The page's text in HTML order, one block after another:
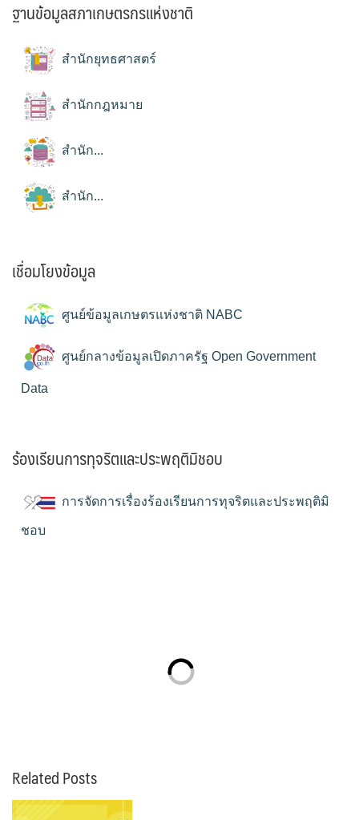
ฐานข้อมูลสภาเกษตรกรแห่งชาติ
สำนักยุทธศาสตร์
สำนักกฎหมาย
สำนัก...
สำนัก...
เชื่อมโยงข้อมูล
ศูนย์ข้อมูลเกษตรแห่งชาติ NABC
ศูนย์กลางข้อมูลเปิดภาครัฐ Open Government
Data
ร้องเรียนการทุจริตและประพฤติมิชอบ
การจัดการเรื่องร้องเรียนการทุจริตและประพฤติมิ
ชอบ
Related Posts